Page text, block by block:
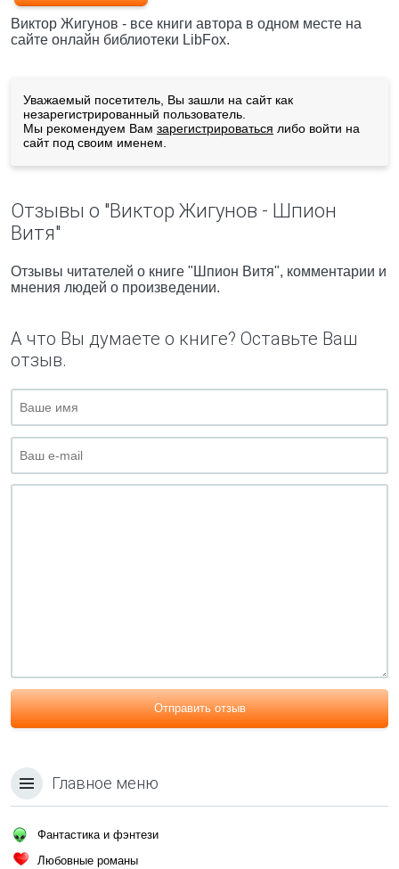
Виктор Жигунов - все книги автора в одном месте на
сайте онлайн библиотеки LibFox.
Уважаемый посетитель, Вы зашли на сайт как
незарегистрированный пользователь.
Мы рекомендуем Вам зарегистрироваться либо войти на
сайт под своим именем.
Отзывы о "Виктор Жигунов - Шпион
Витя"
Отзывы читателей о книге "Шпион Витя", комментарии и
мнения людей о произведении.
А что Вы думаете о книге? Оставьте Ваш
отзыв.
Отправить отзыв
Главное меню
Фантастика и фэнтези
Любовные романы